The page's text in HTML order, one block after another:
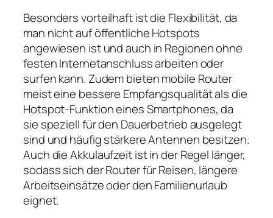
Besonders vorteilhaft ist die Flexibilität, da
man nicht auf öffentliche Hotspots
angewiesen ist und auch in Regionen ohne
festen Internetanschluss arbeiten oder
surfen kann. Zudem bieten mobile Router
meist eine bessere Empfangsqualität als die
Hotspot‑Funktion eines Smartphones, da
sie speziell für den Dauerbetrieb ausgelegt
sind und häufig stärkere Antennen besitzen.
Auch die Akkulaufzeit ist in der Regel länger,
sodass sich der Router für Reisen, längere
Arbeitseinsätze oder den Familienurlaub
eignet.